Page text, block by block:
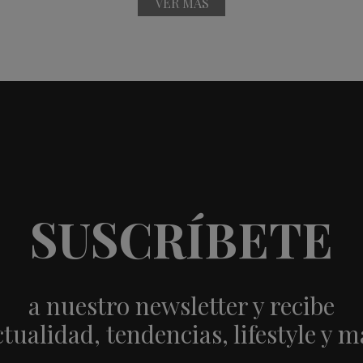
SUSCRÍBETE
a nuestro newsletter y recibe
tendencias, lifestyle y